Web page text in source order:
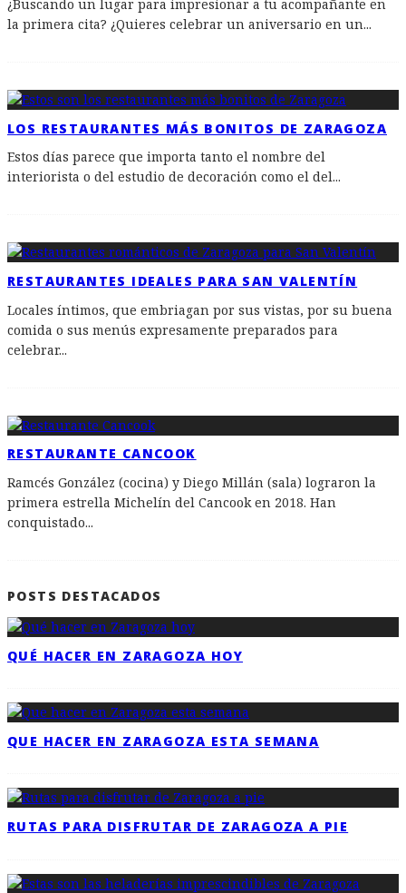
¿Buscando un lugar para impresionar a tu acompañante en
la primera cita? ¿Quieres celebrar un aniversario en un...
LOS RESTAURANTES MÁS BONITOS DE ZARAGOZA
Estos días parece que importa tanto el nombre del
interiorista o del estudio de decoración como el del...
RESTAURANTES IDEALES PARA SAN VALENTÍN
Locales íntimos, que embriagan por sus vistas, por su buena
comida o sus menús expresamente preparados para
celebrar...
RESTAURANTE CANCOOK
Ramcés González (cocina) y Diego Millán (sala) lograron la
primera estrella Michelín del Cancook en 2018. Han
conquistado...
POSTS DESTACADOS
QUÉ HACER EN ZARAGOZA HOY
QUE HACER EN ZARAGOZA ESTA SEMANA
RUTAS PARA DISFRUTAR DE ZARAGOZA A PIE